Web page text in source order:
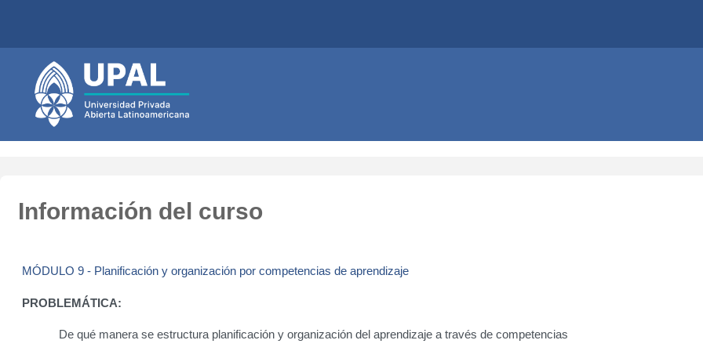
Información del curso
MÓDULO 9 - Planificación y organización por competencias de aprendizaje
PROBLEMÁTICA:
De qué manera se estructura planificación y organización del aprendizaje a través de competencias